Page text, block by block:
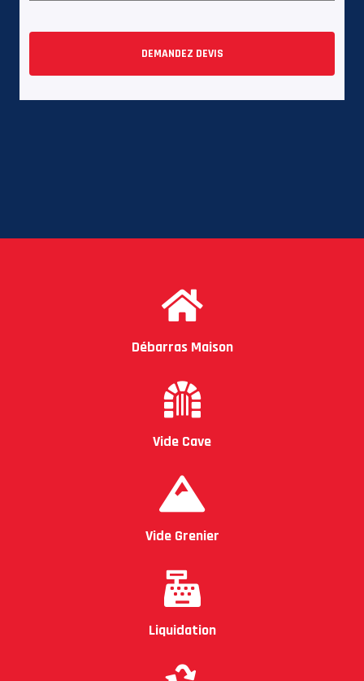
DEMANDEZ DEVIS
Débarras Maison
Vide Cave
Vide Grenier
Liquidation